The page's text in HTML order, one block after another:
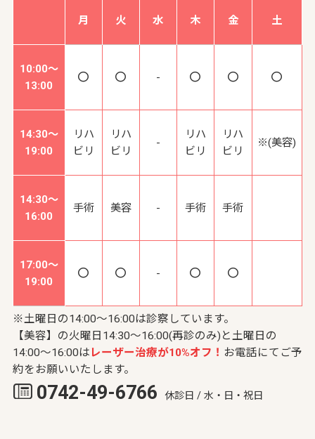
月 火 水 木 金 土
10:00～
13:00
-
14:30～
19:00
リハ
ビリ
リハ
ビリ
-
リハ
ビリ
リハ
ビリ
※(美容)
14:30～
16:00
手術 美容 - 手術 手術
17:00～
19:00
-
※土曜日の14:00～16:00は診察しています。
【美容】の火曜日14:30～16:00(再診のみ)と土曜日の
14:00～16:00は レーザー治療が10%オフ！ お電話にてご予
約をお願いいたします。
0742-49-6766 休診日 / 水・日・祝日